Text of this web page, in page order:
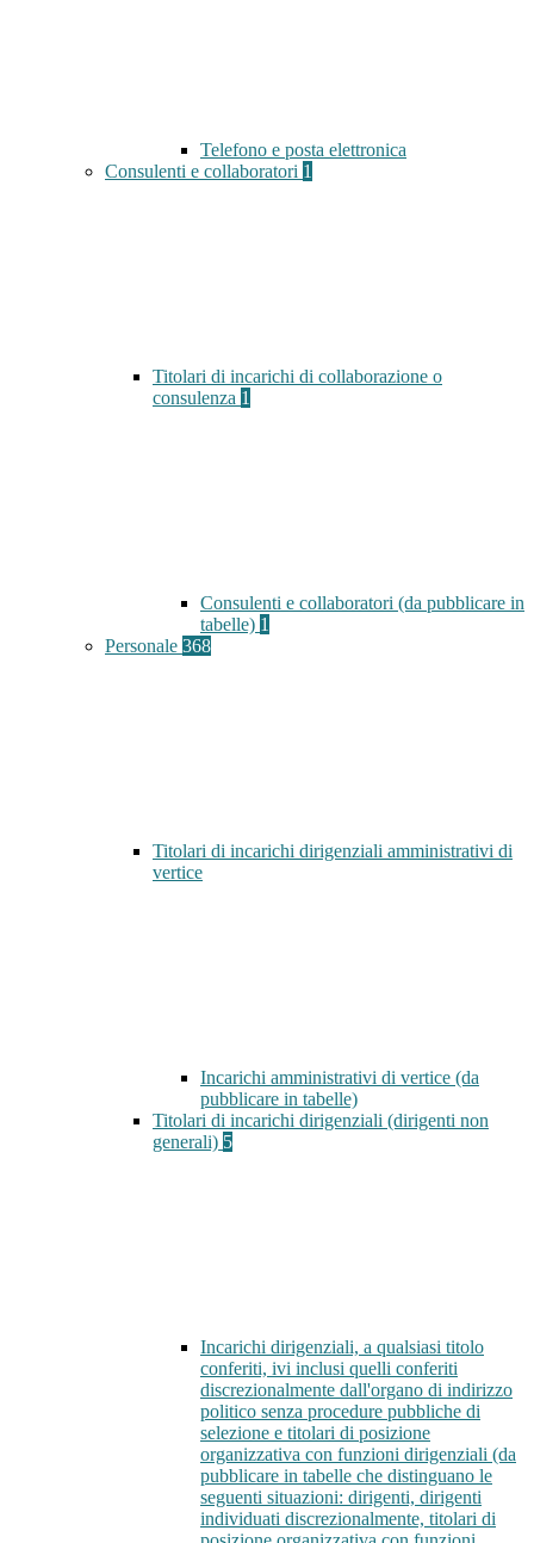
Telefono e posta elettronica
Consulenti e collaboratori 1
Titolari di incarichi di collaborazione o
consulenza 1
Consulenti e collaboratori (da pubblicare in
tabelle) 1
Personale 368
Titolari di incarichi dirigenziali amministrativi di
vertice
Incarichi amministrativi di vertice (da
pubblicare in tabelle)
Titolari di incarichi dirigenziali (dirigenti non
generali) 5
Incarichi dirigenziali, a qualsiasi titolo
conferiti, ivi inclusi quelli conferiti
discrezionalmente dall'organo di indirizzo
politico senza procedure pubbliche di
selezione e titolari di posizione
organizzativa con funzioni dirigenziali (da
pubblicare in tabelle che distinguano le
seguenti situazioni: dirigenti, dirigenti
individuati discrezionalmente, titolari di